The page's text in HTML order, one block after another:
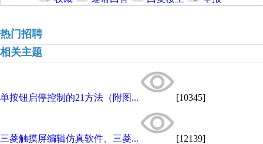
热门招聘
相关主题
单按钮启停控制的21方法（附图... [10345]
三菱触摸屏编辑仿真软件、三菱... [12139]